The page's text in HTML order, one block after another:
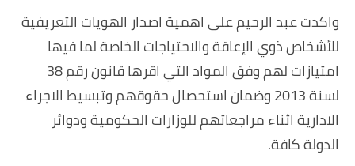
واكدت عبد الرحيم على اهمية اصدار الهويات التعريفية
للأشخاص ذوي الإعاقة والاحتياجات الخاصة لما فيها
امتيازات لهم وفق المواد التي اقرها قانون رقم 38
لسنة 2013 وضمان استحصال حقوقهم وتبسيط الاجراء
الادارية اثناء مراجعاتهم للوزارات الحكومية ودوائر
الدولة كافة.